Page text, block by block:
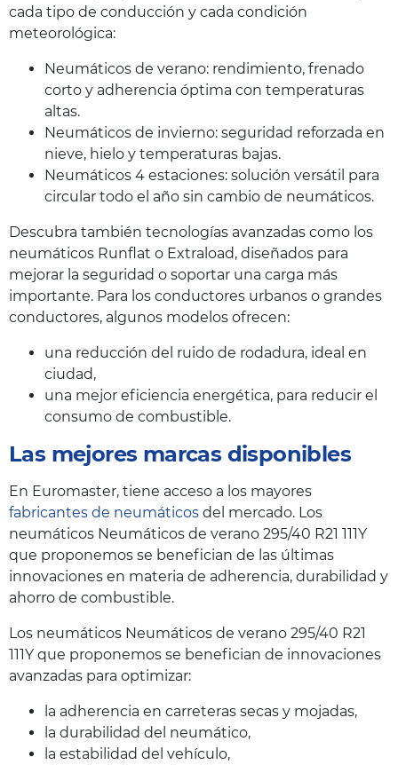
cada tipo de conducción y cada condición
meteorológica:
Neumáticos de verano: rendimiento, frenado
corto y adherencia óptima con temperaturas
altas.
Neumáticos de invierno: seguridad reforzada en
nieve, hielo y temperaturas bajas.
Neumáticos 4 estaciones: solución versátil para
circular todo el año sin cambio de neumáticos.
Descubra también tecnologías avanzadas como los
neumáticos Runflat o Extraload, diseñados para
mejorar la seguridad o soportar una carga más
importante. Para los conductores urbanos o grandes
conductores, algunos modelos ofrecen:
una reducción del ruido de rodadura, ideal en
ciudad,
una mejor eficiencia energética, para reducir el
consumo de combustible.
Las mejores marcas disponibles
En Euromaster, tiene acceso a los mayores
fabricantes de neumáticos del mercado. Los
neumáticos Neumáticos de verano 295/40 R21 111Y
que proponemos se benefician de las últimas
innovaciones en materia de adherencia, durabilidad y
ahorro de combustible.
Los neumáticos Neumáticos de verano 295/40 R21
111Y que proponemos se benefician de innovaciones
avanzadas para optimizar:
la adherencia en carreteras secas y mojadas,
la durabilidad del neumático,
la estabilidad del vehículo,